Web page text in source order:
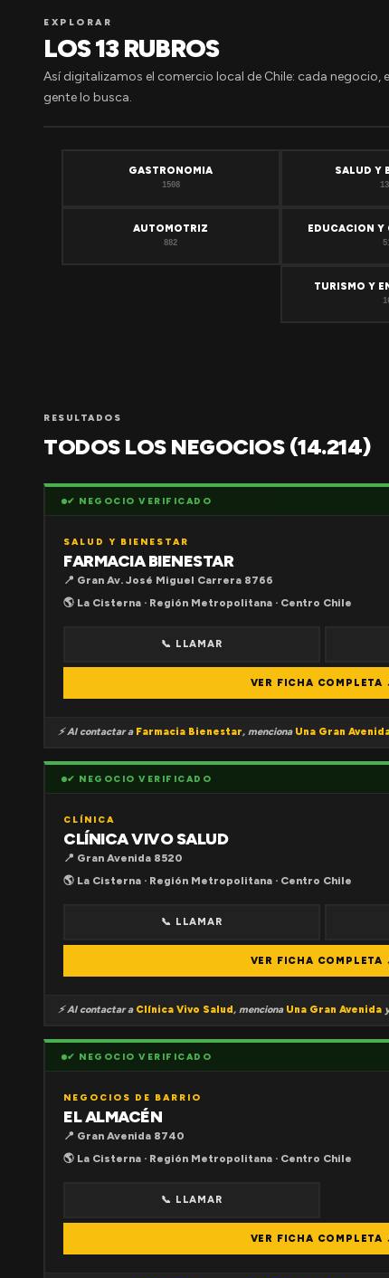
EXPLORAR
LOS 13 RUBROS
Así digitalizamos el comercio local de Chile: cada negocio,
gente lo busca.
GASTRONOMIA
1508
SALUD Y
AUTOMOTRIZ
882
EDUCACION Y
TURISMO Y
RESULTADOS
TODOS LOS NEGOCIOS (14.214)
✔ NEGOCIO VERIFICADO
SALUD Y BIENESTAR
FARMACIA BIENESTAR
📍 Gran Av. José Miguel Carrera 8766
🌎 La Cisterna · Región Metropolitana · Centro Chile
📞 LLAMAR
VER FICHA COMPLETA
⚡ Al contactar a Farmacia Bienestar, menciona Una Gran
✔ NEGOCIO VERIFICADO
CLÍNICA
CLÍNICA VIVO SALUD
📍 Gran Avenida 8520
🌎 La Cisterna · Región Metropolitana · Centro Chile
📞 LLAMAR
VER FICHA COMPLETA
⚡ Al contactar a Clínica Vivo Salud, menciona Una Gran Avenida
✔ NEGOCIO VERIFICADO
NEGOCIOS DE BARRIO
EL ALMACÉN
📍 Gran Avenida 8740
🌎 La Cisterna · Región Metropolitana · Centro Chile
📞 LLAMAR
VER FICHA COMPLETA